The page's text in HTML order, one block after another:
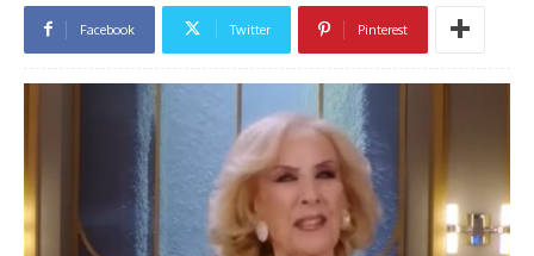
Facebook Twitter Pinterest